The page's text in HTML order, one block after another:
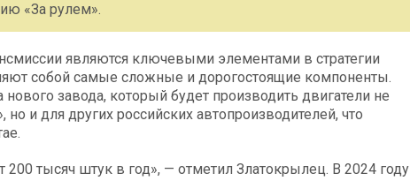
«За рулем».
являются ключевыми элементами в стратегии
собой самые сложные и дорогостоящие компоненты.
завода, который будет производить двигатели не
и для других российских автопроизводителей, что
200 тысяч штук в год», — отметил Златокрылец. В 2024 году